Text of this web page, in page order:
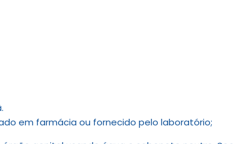
em farmácia ou fornecido pelo laboratório;